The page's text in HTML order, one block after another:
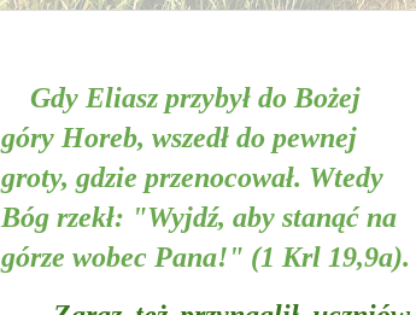
Gdy Eliasz przybył do Bożej
góry Horeb, wszedł do pewnej
groty, gdzie przenocował. Wtedy
Bóg rzekł: "Wyjdź, aby stanąć na
górze wobec Pana!" (1 Krl 19,9a).